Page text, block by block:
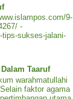
9-
-
tips-sukses-jalani-
Taaruf
warahmatullahi
faktor agama